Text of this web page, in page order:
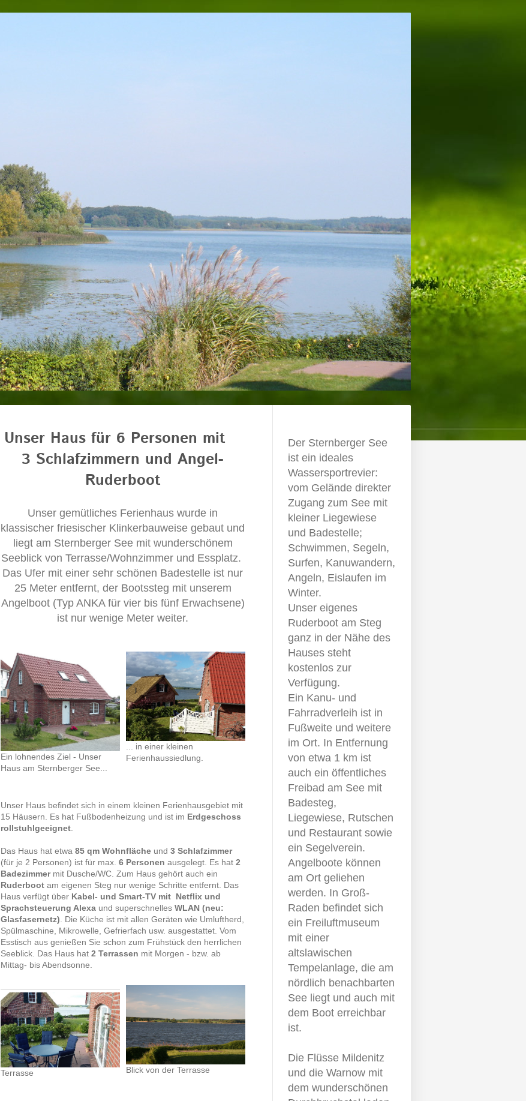
Unser Haus für 6 Personen mit
3 Schlafzimmern und Angel-
Ruderboot
Unser gemütliches Ferienhaus wurde in
klassischer friesischer Klinkerbauweise gebaut und
liegt am Sternberger See mit wunderschönem
Seeblick von Terrasse/Wohnzimmer und Essplatz.
Das Ufer mit einer sehr schönen Badestelle ist nur
25 Meter entfernt, der Bootssteg mit unserem
Angelboot (Typ ANKA für vier bis fünf Erwachsene)
ist nur wenige Meter weiter.
Ein lohnendes Ziel - Unser
Haus am Sternberger See...
... in einer kleinen
Ferienhaussiedlung.
Unser Haus befindet sich in einem kleinen Ferienhausgebiet mit
15 Häusern. Es hat Fußbodenheizung und ist im Erdgeschoss
rollstuhlgeeignet
Das Haus hat etwa85 qm Wohnfläche und3 Schlafzimmer
(für je 2 Personen) ist für max.6 Personen ausgelegt. Es hat2
Badezimmermit Dusche/WC. Zum Haus gehört auch ein
Ruderboot am eigenen Steg nur wenige Schritte entfernt. Das
Haus verfügt über Kabel- und Smart-TV mit Netflix und
Sprachsteuerung Alexa und superschnellesWLAN (neu:
Glasfasernetz) . Die Küche ist mit allen Geräten wie Umluftherd,
Spülmaschine, Mikrowelle, Gefrierfach usw. ausgestattet. Vom
Esstisch aus genießen Sie schon zum Frühstück den herrlichen
Seeblick. Das Haus hat2 Terrassen mit Morgen - bzw. ab
Mittag- bis Abendsonne.
Terrasse Blick von der Terrasse
Der Sternberger See
ist ein ideales
Wassersportrevier:
vom Gelände direkter
Zugang zum See mit
kleiner Liegewiese
und Badestelle;
Schwimmen, Segeln,
Surfen, Kanuwandern,
Angeln, Eislaufen im
Winter.
Unser eigenes
Ruderboot am Steg
ganz in der Nähe des
Hauses steht
kostenlos zur
Verfügung.
Ein Kanu- und
Fahrradverleih ist in
Fußweite und weitere
im Ort. In Entfernung
von etwa 1 km ist
auch ein öffentliches
Freibad am See mit
Badesteg,
Liegewiese, Rutschen
und Restaurant sowie
ein Segelverein.
Angelboote können
am Ort geliehen
werden. In Groß-
Raden befindet sich
ein Freiluftmuseum
mit einer
altslawischen
Tempelanlage, die am
nördlich benachbarten
See liegt und auch mit
dem Boot erreichbar
ist.
Die Flüsse Mildenitz
und die Warnow mit
dem wunderschönen